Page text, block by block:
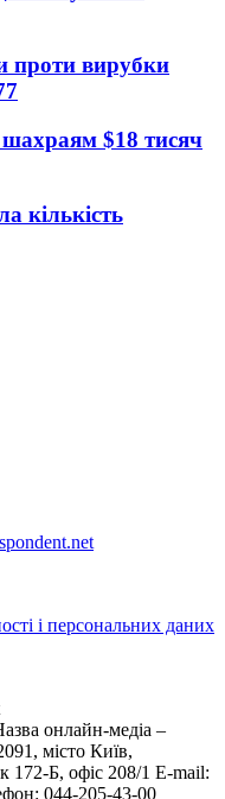
проти вирубки
шахраям $18 тисяч
кількість
і персональних даних
онлайн-медіа –
місто Київ,
Б, офіс 208/1 E-mail:
044-205-43-00